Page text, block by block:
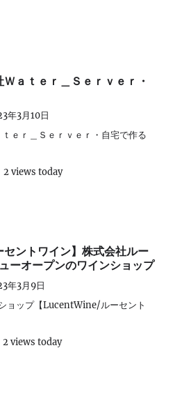
ａｔｅｒ＿Ｓｅｒｖｅｒ・
年3月10日
ｅｒ＿Ｓｅｒｖｅｒ・自宅で作る
views today
ントワイン】株式会社ルー
ーオープンのワインショップ
年3月9日
ョップ【LucentWine/ルーセント
views today